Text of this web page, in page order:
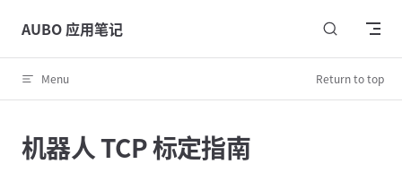
Skip to content
AUBO 应用笔记
Menu Return to top
机器人 TCP 标定指南